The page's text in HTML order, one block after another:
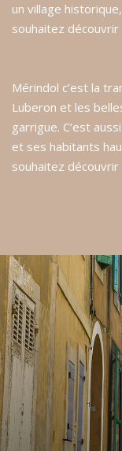
un village
souhaitez découvrir
Mérindol c’est la
Luberon et les
garrigue. C’est
et ses habitants
souhaitez découvrir